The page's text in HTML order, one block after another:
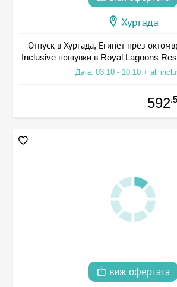
Хургада
Отпуск в Хургада, Египет през
Inclusive нощувки в Royal Lagoons
Дата: 03.10 - 10.10 + all
592
виж офертата